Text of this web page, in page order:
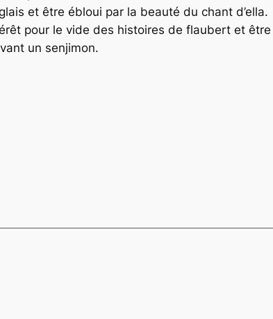
et être ébloui par la beauté du chant d’ella.
pour le vide des histoires de flaubert et
un senjimon.